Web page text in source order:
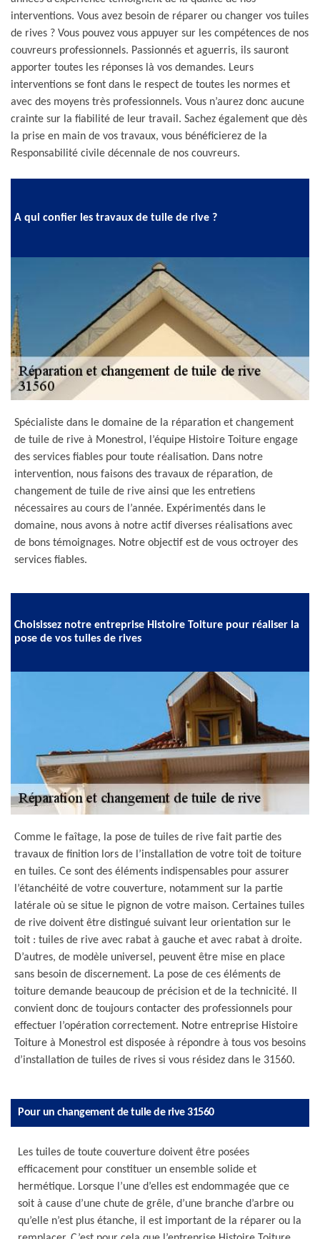
interventions. Vous avez besoin de réparer ou changer vos tuiles
de rives ? Vous pouvez vous appuyer sur les compétences de nos
couvreurs professionnels. Passionnés et aguerris, ils sauront
apporter toutes les réponses là vos demandes. Leurs
interventions se font dans le respect de toutes les normes et
avec des moyens très professionnels. Vous n’aurez donc aucune
crainte sur la fiabilité de leur travail. Sachez également que dès
la prise en main de vos travaux, vous bénéficierez de la
Responsabilité civile décennale de nos couvreurs.
A qui confier les travaux de tuile de rive ?
Spécialiste dans le domaine de la réparation et changement
de tuile de rive à Monestrol, l’équipe Histoire Toiture engage
des services fiables pour toute réalisation. Dans notre
intervention, nous faisons des travaux de réparation, de
changement de tuile de rive ainsi que les entretiens
nécessaires au cours de l’année. Expérimentés dans le
domaine, nous avons à notre actif diverses réalisations avec
de bons témoignages. Notre objectif est de vous octroyer des
services fiables.
Choisissez notre entreprise Histoire Toiture pour réaliser la
pose de vos tuiles de rives
Comme le faîtage, la pose de tuiles de rive fait partie des
travaux de finition lors de l’installation de votre toit de toiture
en tuiles. Ce sont des éléments indispensables pour assurer
l’étanchéité de votre couverture, notamment sur la partie
latérale où se situe le pignon de votre maison. Certaines tuiles
de rive doivent être distingué suivant leur orientation sur le
toit : tuiles de rive avec rabat à gauche et avec rabat à droite.
D’autres, de modèle universel, peuvent être mise en place
sans besoin de discernement. La pose de ces éléments de
toiture demande beaucoup de précision et de la technicité. Il
convient donc de toujours contacter des professionnels pour
effectuer l’opération correctement. Notre entreprise Histoire
Toiture à Monestrol est disposée à répondre à tous vos besoins
d’installation de tuiles de rives si vous résidez dans le 31560.
Pour un changement de tuile de rive 31560
Les tuiles de toute couverture doivent être posées
efficacement pour constituer un ensemble solide et
hermétique. Lorsque l’une d’elles est endommagée que ce
soit à cause d’une chute de grêle, d’une branche d’arbre ou
qu’elle n’est plus étanche, il est important de la réparer ou la